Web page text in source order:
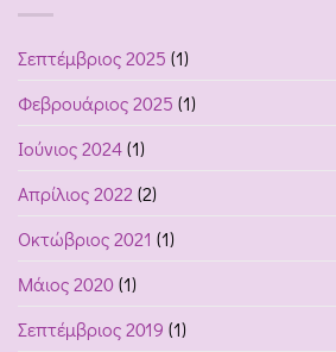
Σεπτέμβριος 2025 (1)
Φεβρουάριος 2025 (1)
Ιούνιος 2024(1)
Απρίλιος 2022 (2)
Οκτώβριος 2021 (1)
Μάιος 2020(1)
Σεπτέμβριος 2019 (1)